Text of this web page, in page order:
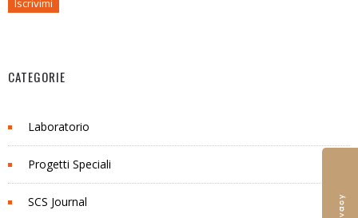
CATEGORIE
Laboratorio
Progetti Speciali
SCS Journal